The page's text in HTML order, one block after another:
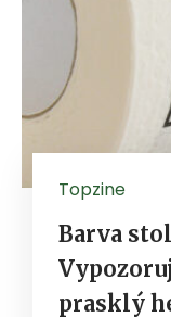
Topzine
Barva
prasklý